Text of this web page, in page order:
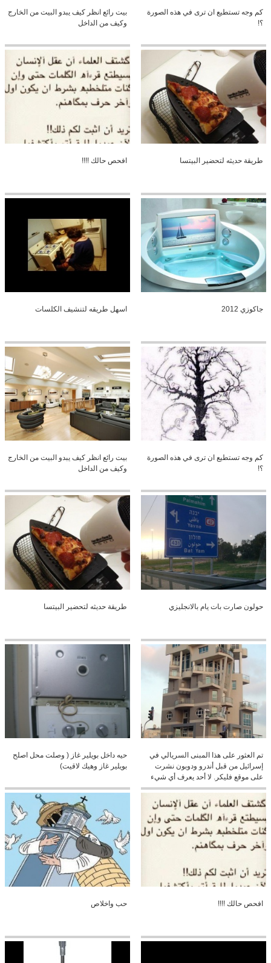
كم وجه تستطيع ان ترى في هذه الصورة
؟!
بيت رائع انظر كيف يبدو البيت من الخارج
وكيف من الداخل
طريقة حديثه لتحضير البيتسا افحص حالك !!!!
جاكوزي 2012 اسهل طريقه لتنشيف الكلسات
كم وجه تستطيع ان ترى في هذه الصورة
؟!
بيت رائع انظر كيف يبدو البيت من الخارج
وكيف من الداخل
حولون صارت بات يام بالانجليزي طريقة حديثه لتحضير البيتسا
تم العثور على هذا المبنى السريالي في
إسرائيل من قبل أندرو ودوبون نشرت
على موقع فليكر. لا أحد يعرف أي شيء
عن هذا المبنى أو المهندس المعماري؟
كنا نحب أن تشارك أكثر من عملهم
حيه داخل بويلير غاز ( وصلت محل اصلح
بويلير غاز وهيك لاقيت)
افحص حالك !!!! حب واخلاص